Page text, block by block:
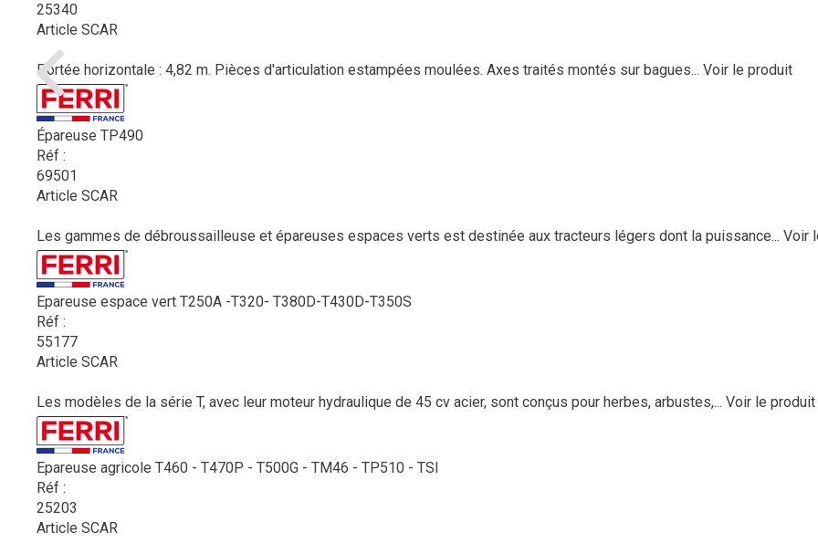
25340
Article SCAR
Portée horizontale : 4,82 m. Pièces d'articulation estampées moulées. Axes traités montés sur bagues... Voir le produit
Épareuse TP490
Réf :
69501
Article SCAR
Les gammes de débroussailleuse et épareuses espaces verts est destinée aux tracteurs légers dont la puissance... Voir
Epareuse espace vert T250A -T320- T380D-T430D-T350S
Réf :
55177
Article SCAR
Les modèles de la série T, avec leur moteur hydraulique de 45 cv acier, sont conçus pour herbes, arbustes,... Voir le produit
Epareuse agricole T460 - T470P - T500G - TM46 - TP510 - TSI
Réf :
25203
Article SCAR